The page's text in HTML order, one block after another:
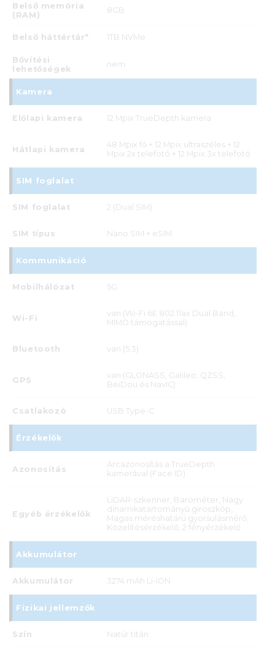
Belső memória
(RAM)
8GB
Belső háttértár* 1TB NVMe
Bővítési
lehetőségek
nem
Kamera
Előlapi kamera 12 Mpix TrueDepth kamera
Hátlapi kamera
48 Mpix fő + 12 Mpix ultraszéles + 12
Mpix 2x telefotó + 12 Mpix 3x telefotó
SIM foglalat
SIM foglalat 2 (Dual SIM)
SIM típus Nano SIM + eSIM
Kommunikáció
Mobilhálózat 5G
Wi-Fi
van (Wi-Fi 6E 802.11ax Dual Band,
MIMO támogatással)
Bluetooth van (5.3)
GPS
van (GLONASS, Galileo, QZSS,
BeiDou és NavIC)
Csatlakozó USB Type-C
Érzékelők
Azonosítás
Arcazonosítás a TrueDepth
kamerával (Face ID)
Egyéb érzékelők
LiDAR-szkenner, Barométer, Nagy
dinamikatartományú giroszkóp,
Magas méréshatárú gyorsulásmérő,
Közelítésérzékelő, 2 fényérzékelő
Akkumulátor
Akkumulátor 3274 mAh Li-ION
Fizikai jellemzők
Szín Natúr titán